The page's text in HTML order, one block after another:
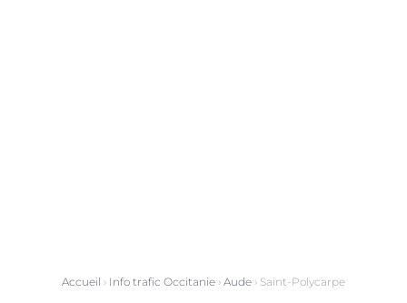
Accueil › Info trafic Occitanie › Aude › Saint-Polycarpe